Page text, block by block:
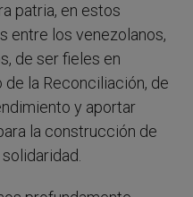
patria, en estos
entre los venezolanos,
de ser fieles en
de la Reconciliación, de
y aportar
la construcción de